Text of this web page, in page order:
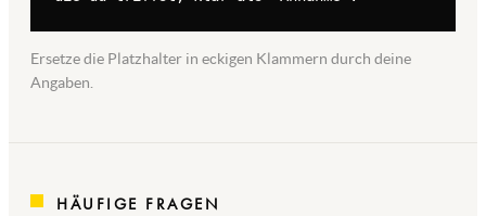
Ersetze die Platzhalter in eckigen Klammern durch deine
Angaben.
HÄUFIGE FRAGEN